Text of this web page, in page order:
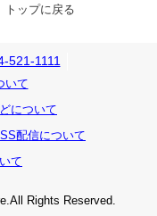
トップに戻る
521-1111
いて
について
配信について
て
Rights Reserved.